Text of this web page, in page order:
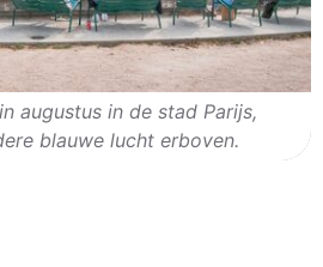
augustus in de stad Parijs,
blauwe lucht erboven.